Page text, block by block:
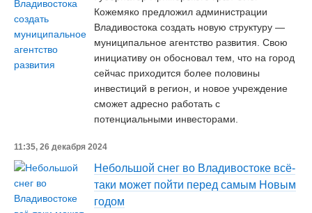
Кожемяко предложил администрации
Владивостока создать новую структуру —
муниципальное агентство развития. Свою
инициативу он обосновал тем, что на город
сейчас приходится более половины
инвестиций в регион, и новое учреждение
сможет адресно работать с
потенциальными инвесторами.
11:35, 26 декабря 2024
Небольшой снег во Владивостоке всё-
таки может пойти перед самым Новым
годом